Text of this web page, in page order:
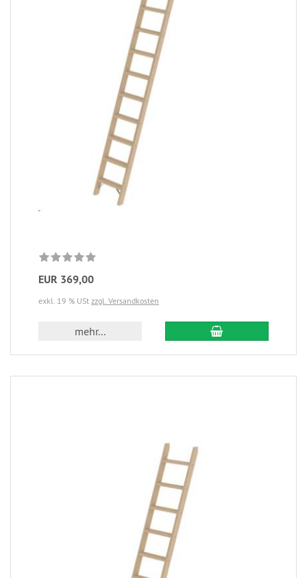
EUR 369,00
exkl. 19 % USt zzgl. Versandkosten
mehr...